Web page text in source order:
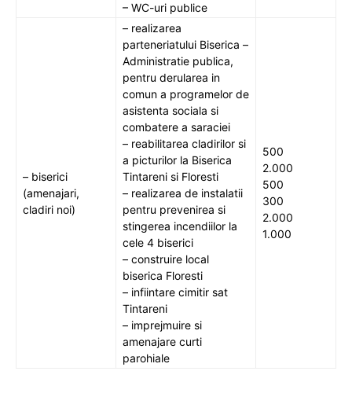
– WC-uri publice
– biserici
(amenajari,
cladiri noi)
– realizarea
parteneriatului Biserica –
Administratie publica,
pentru derularea in
comun a programelor de
asistenta sociala si
combatere a saraciei
– reabilitarea cladirilor si
a picturilor la Biserica
Tintareni si Floresti
– realizarea de instalatii
pentru prevenirea si
stingerea incendiilor la
cele 4 biserici
– construire local
biserica Floresti
– infiintare cimitir sat
Tintareni
– imprejmuire si
amenajare curti
parohiale
500
2.000
500
300
2.000
1.000